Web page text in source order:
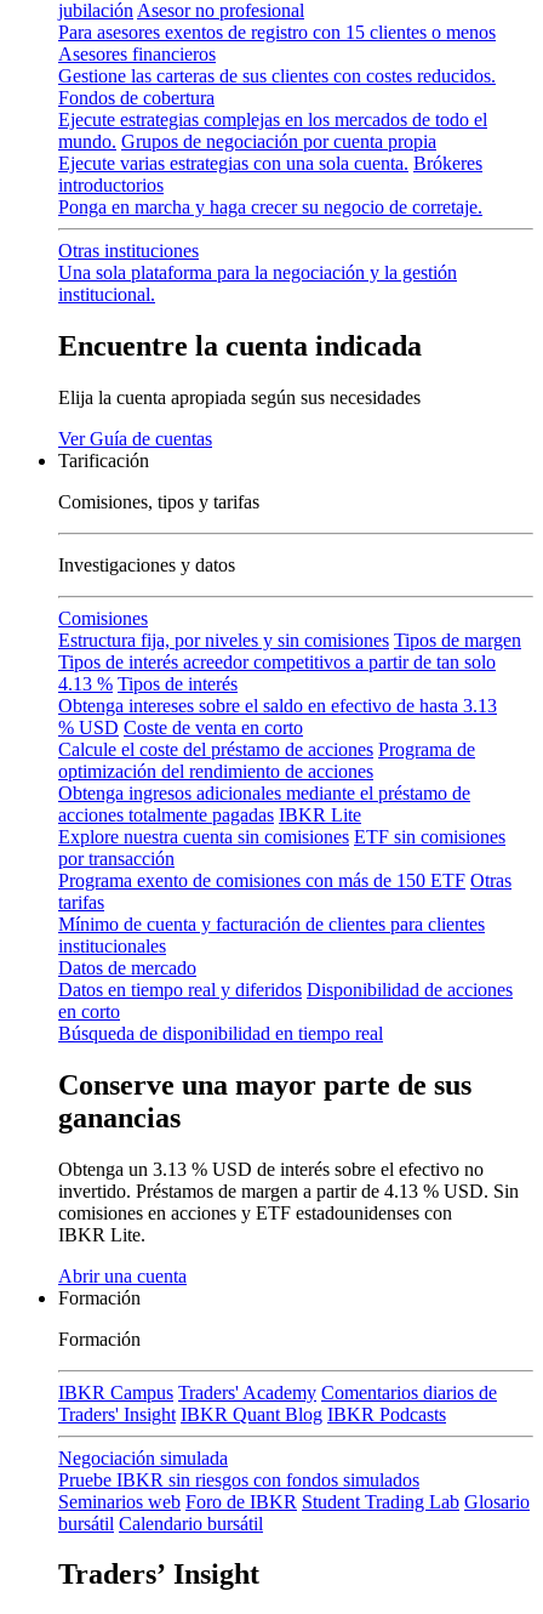
jubilación Asesor no profesional
Para asesores exentos de registro con 15 clientes o menos
Asesores financieros
Gestione las carteras de sus clientes con costes reducidos.
Fondos de cobertura
Ejecute estrategias complejas en los mercados de todo el
mundo. Grupos de negociación por cuenta propia
Ejecute varias estrategias con una sola cuenta. Brókeres
introductorios
Ponga en marcha y haga crecer su negocio de corretaje.
Otras instituciones
Una sola plataforma para la negociación y la gestión
institucional.
Encuentre la cuenta indicada
Elija la cuenta apropiada según sus necesidades
VerGuía de cuentas
Tarificación
Comisiones, tipos y tarifas
Investigaciones y datos
Comisiones
Estructura fija, por niveles y sin comisiones Tipos de margen
Tipos de interés acreedor competitivos a partir de tan solo
4.13 % Tipos de interés
Obtenga intereses sobre el saldo en efectivo de hasta 3.13
% USD Coste de venta en corto
Calcule el coste del préstamo de acciones Programa de
optimización del rendimiento de acciones
Obtenga ingresos adicionales mediante el préstamo de
acciones totalmente pagadas IBKR Lite
Explore nuestra cuenta sin comisiones ETF sin comisiones
por transacción
Programa exento de comisiones con más de 150 ETF Otras
tarifas
Mínimo de cuenta y facturación de clientes para clientes
institucionales
Datos de mercado
Datos en tiempo real y diferidos Disponibilidad de acciones
en corto
Búsqueda de disponibilidad en tiempo real
Conserve una mayor parte de sus
ganancias
Obtenga un 3.13 % USD de interés sobre el efectivo no
invertido. Préstamos de margen a partir de 4.13 % USD. Sin
comisiones en acciones y ETF estadounidenses con
IBKR Lite.
Abrir una cuenta
Formación
Formación
IBKR Campus Traders' Academy Comentarios diarios de
Traders' Insight IBKR Quant Blog IBKR Podcasts
Negociación simulada
Pruebe IBKR sin riesgos con fondos simulados
Seminarios web Foro de IBKR Student Trading Lab Glosario
bursátil Calendario bursátil
Traders’ Insight